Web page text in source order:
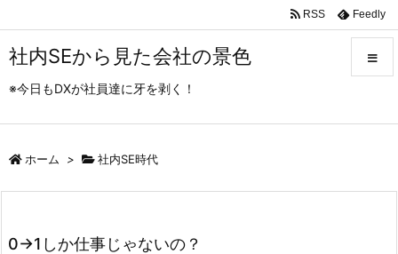
社内SEから見た会社の景色
※今日もDXが社員達に牙を剥く！
RSS Feedly
ホーム > 社内SE時代
0→1しか仕事じゃないの？